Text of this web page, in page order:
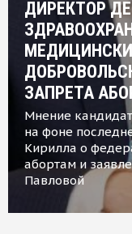
ДИРЕКТОР
ЗАПРЕТА
Мнение
на фоне
Кирилла о
абортам и
Павловой